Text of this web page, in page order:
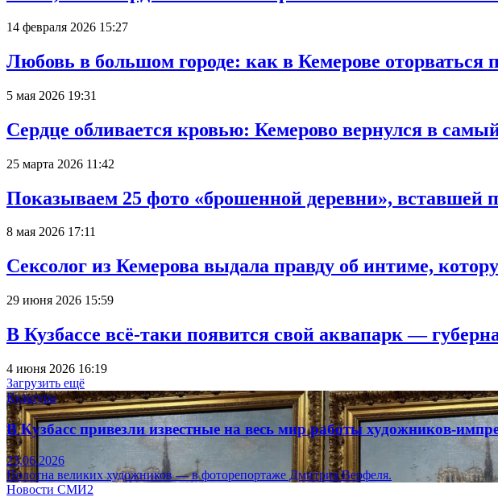
14 февраля 2026 15:27
Любовь в большом городе: как в Кемерове оторваться
5 мая 2026 19:31
Сердце обливается кровью: Кемерово вернулся в
25 марта 2026 11:42
Показываем 25 фото «брошенной деревни», вставшей
8 мая 2026 17:11
Сексолог из Кемерова выдала правду об интиме,
29 июня 2026 15:59
В Кузбассе всё-таки появится свой аквапарк —
4 июня 2026 16:19
Загрузить ещё
Культура
В Кузбасс привезли известные на весь мир работы художников-
23.06.2026
Полотна великих художников — в фоторепортаже Дмитрия Верфеля.
Новости СМИ2